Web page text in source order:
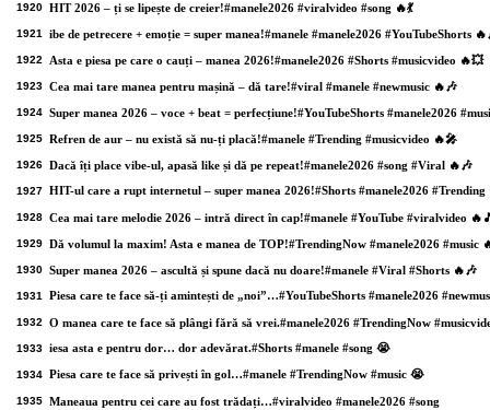
1920 HIT 2026 – ți se lipește de creier!#manele2026 #viralvideo #song 🔥💃
1921 ibe de petrecere + emoție = super manea!#manele #manele2026 #YouTubeShorts
1922 Asta e piesa pe care o cauți – manea 2026!#manele2026 #Shorts #musicvideo 🔥💥
1923 Cea mai tare manea pentru mașină – dă tare!#viral #manele #newmusic 🔥🎶
1924 Super manea 2026 – voce + beat = perfecțiune!#YouTubeShorts #manele2026
1925 Refren de aur – nu există să nu-ți placă!#manele #Trending #musicvideo 🔥🎤
1926 Dacă îți place vibe-ul, apasă like și dă pe repeat!#manele2026 #song #Viral 🔥🎶
1927 HIT-ul care a rupt internetul – super manea 2026!#Shorts #manele2026 #Trending
1928 Cea mai tare melodie 2026 – intră direct în cap!#manele #YouTube #viralvideo
1929 Dă volumul la maxim! Asta e manea de TOP!#TrendingNow #manele2026 #music
1930 Super manea 2026 – ascultă și spune dacă nu doare!#manele #Viral #Shorts 🔥🎶
1931 Piesa care te face să-ți amintești de „noi”…#YouTubeShorts #manele2026
1932 O manea care te face să plângi fără să vrei.#manele2026 #TrendingNow
1933 iesa asta e pentru dor… dor adevărat.#Shorts #manele #song 😭
1934 Piesa care te face să privești în gol…#manele #TrendingNow #music 😭
1935 Maneaua pentru cei care au fost trădați…#viralvideo #manele2026 #song